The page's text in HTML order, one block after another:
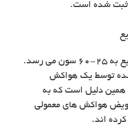
شده است.
این میزان در کارخانه ها و صنایع به 25-60 سون می رسد.
توسط یک هواکش
همین دلیل است که به
هواکش های معمولی
اند.